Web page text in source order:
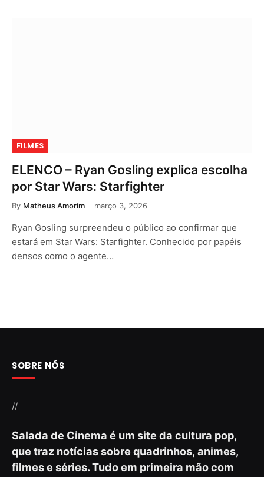
FILMES
ELENCO – Ryan Gosling explica escolha
por Star Wars: Starfighter
By Matheus Amorim março 3, 2026
Ryan Gosling surpreendeu o público ao confirmar que
estará em Star Wars: Starfighter. Conhecido por papéis
densos como o agente…
SOBRE NÓS
//
Salada de Cinema é um site da cultura pop,
que traz notícias sobre quadrinhos, animes,
filmes e séries. Tudo em primeira mão com